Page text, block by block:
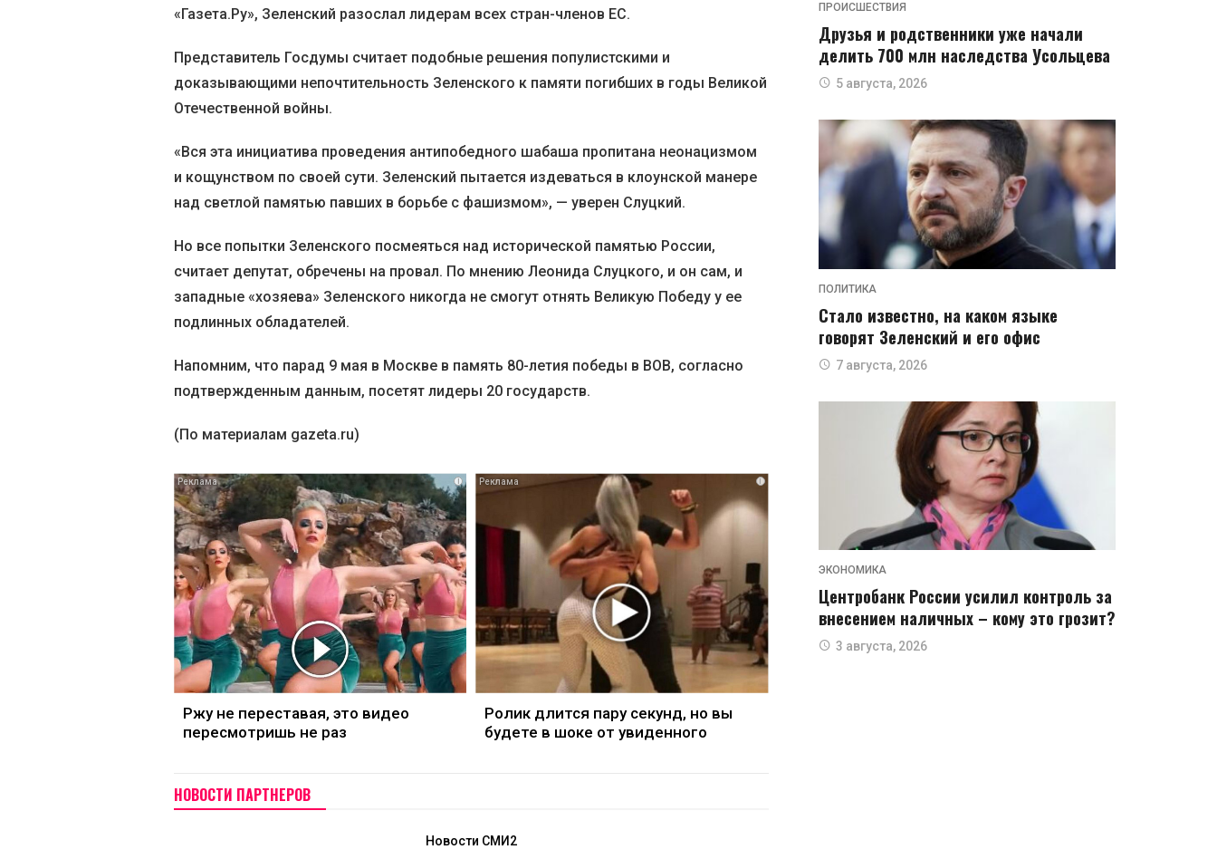
«Газета.Ру», Зеленский разослал лидерам всех стран-членов ЕС.
Представитель Госдумы считает подобные решения популистскими и
доказывающими непочтительность Зеленского к памяти погибших в годы Великой
Отечественной войны.
«Вся эта инициатива проведения антипобедного шабаша пропитана неонацизмом
и кощунством по своей сути. Зеленский пытается издеваться в клоунской манере
над светлой памятью павших в борьбе с фашизмом», — уверен Слуцкий.
Но все попытки Зеленского посмеяться над исторической памятью России,
считает депутат, обречены на провал. По мнению Леонида Слуцкого, и он сам, и
западные «хозяева» Зеленского никогда не смогут отнять Великую Победу у ее
подлинных обладателей.
Напомним, что парад 9 мая в Москве в память 80-летия победы в ВОВ, согласно
подтвержденным данным, посетят лидеры 20 государств.
(По материалам gazeta.ru)
i
Ржу не переставая, это видео
пересмотришь не раз
i
Ролик длится пару секунд, но вы
будете в шоке от увиденного
НОВОСТИ ПАРТНЕРОВ
Новости СМИ2
ПРОИСШЕСТВИЯ
Друзья и родственники уже начали
делить 700 млн наследства Усольцева
5 августа, 2026
ПОЛИТИКА
Стало известно, на каком языке
говорят Зеленский и его офис
7 августа, 2026
ЭКОНОМИКА
Центробанк России усилил контроль за
внесением наличных – кому это грозит?
3 августа, 2026